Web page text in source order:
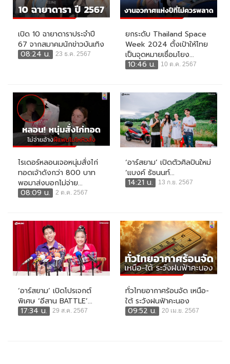
เปิด 10 ฉายาดาราประจำปี
67 จากสมาคมนักข่าวบันเทิง
08:24 น.
23 ธ.ค. 2567
ยกระดับ Thailand Space
Week 2024 ตั้งเป้าให้ไทย
เป็นจุดหมายเชื่อมโยง...
10:46 น.
10 ต.ค. 2567
ไรเดอร์หลอนเจอหนุ่มสั่งไก่
ทอดเจ้าดังกว่า 800 บาท
พอมาส่งบอกไม่จ่าย...
08:09 น.
2 ต.ค. 2567
‘อาร์สยาม’ เปิดตัวศิลปินใหม่
‘แบงค์ ธัชนนท์...
14:21 น.
13 ก.ย. 2567
‘อาร์สยาม’ เปิดโปรเจกต์
พิเศษ ‘อีสาน BATTLE’...
17:34 น.
29 ส.ค. 2567
ทั่วไทยอากาศร้อนจัด เหนือ-
ใต้ ระวังฝนฟ้าคะนอง
09:52 น.
20 เม.ย. 2567